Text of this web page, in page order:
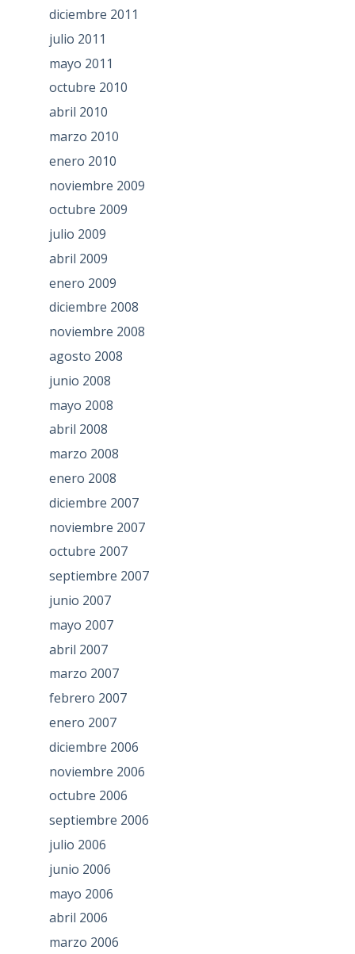
diciembre 2011
julio 2011
mayo 2011
octubre 2010
abril 2010
marzo 2010
enero 2010
noviembre 2009
octubre 2009
julio 2009
abril 2009
enero 2009
diciembre 2008
noviembre 2008
agosto 2008
junio 2008
mayo 2008
abril 2008
marzo 2008
enero 2008
diciembre 2007
noviembre 2007
octubre 2007
septiembre 2007
junio 2007
mayo 2007
abril 2007
marzo 2007
febrero 2007
enero 2007
diciembre 2006
noviembre 2006
octubre 2006
septiembre 2006
julio 2006
junio 2006
mayo 2006
abril 2006
marzo 2006